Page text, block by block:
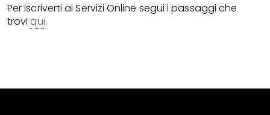
Per iscriverti ai Servizi Online segui i passaggi che
troviqui.